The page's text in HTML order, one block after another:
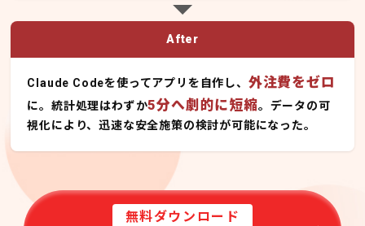
After
Claude Codeを使ってアプリを自作し、 外注費をゼロ
に。統計処理はわずか5分へ劇的に短縮。データの可
視化により、迅速な安全施策の検討が可能になった。
無料ダウンロード